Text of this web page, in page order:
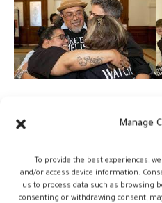
Manage
To provide the best experiences,
and/or access device information.
us to process data such as browsing
consenting or withdrawing consent,
عودتها إلى المنزل.
كدمات تملأ جثتها، بعد
وكانت حياة